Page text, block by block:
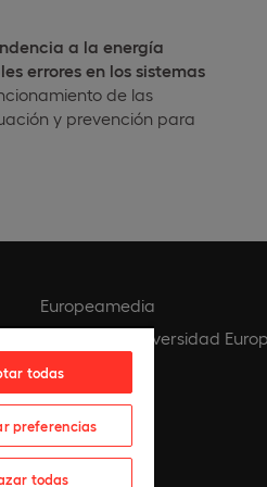
a la energía
errores en los sistemas
de las
y prevención para
Europeamedia
Fundación Universidad
Biblioteca
todas
preferencias
todas